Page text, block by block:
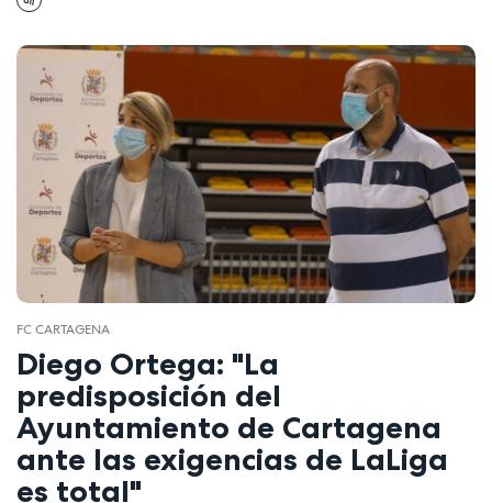
FC CARTAGENA
Diego Ortega: "La
predisposición del
Ayuntamiento de Cartagena
ante las exigencias de LaLiga
es total"